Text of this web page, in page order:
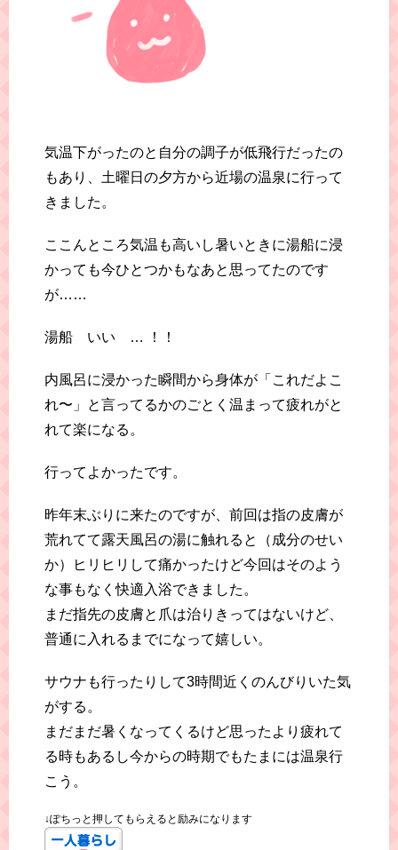
気温下がったのと自分の調子が低飛行だったの
もあり、土曜日の夕方から近場の温泉に行って
きました。
ここんところ気温も高いし暑いときに湯船に浸
かっても今ひとつかもなあと思ってたのです
が……
湯船 いい … ！！
内風呂に浸かった瞬間から身体が「これだよこ
れ〜」と言ってるかのごとく温まって疲れがと
れて楽になる。
行ってよかったです。
昨年末ぶりに来たのですが、前回は指の皮膚が
荒れてて露天風呂の湯に触れると（成分のせい
か）ヒリヒリして痛かったけど今回はそのよう
な事もなく快適入浴できました。
まだ指先の皮膚と爪は治りきってはないけど、
普通に入れるまでになって嬉しい。
サウナも行ったりして3時間近くのんびりいた気
がする。
まだまだ暑くなってくるけど思ったより疲れて
る時もあるし今からの時期でもたまには温泉行
こう。
↓ぽちっと押してもらえると励みになります